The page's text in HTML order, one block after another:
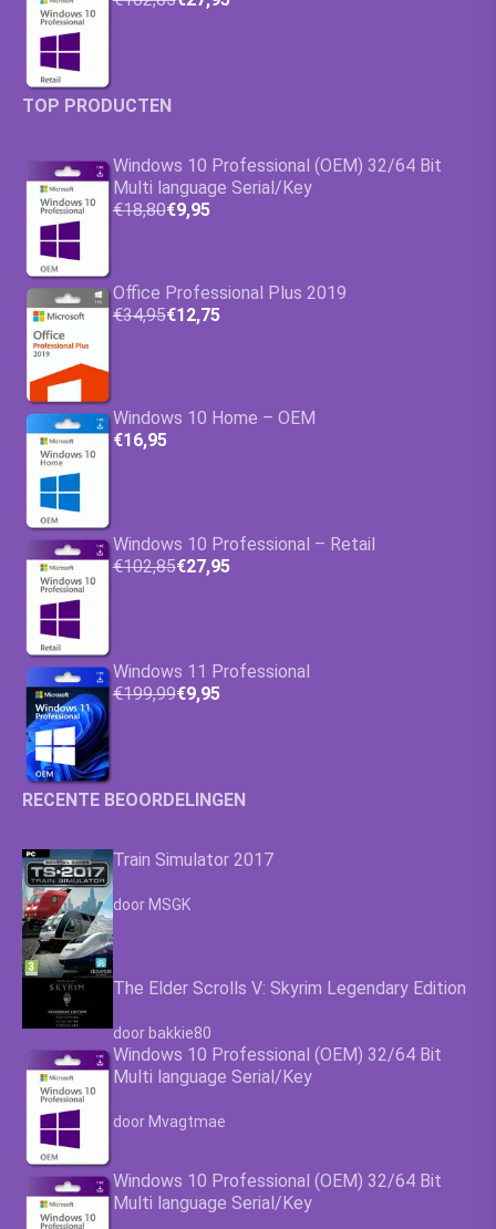
TOP PRODUCTEN
Windows 10 Professional (OEM) 32/64 Bit
Multi language Serial/Key
€18,80€9,95
Office Professional Plus 2019
€34,95€12,75
Windows 10 Home – OEM
€16,95
Windows 10 Professional – Retail
€102,85€27,95
Windows 11 Professional
€199,99€9,95
RECENTE BEOORDELINGEN
Train Simulator 2017
Waardering
door MSGK
The Elder Scrolls V: Skyrim Legendary Edition
Waardering4.63
door bakkie80
Windows 10 Professional (OEM) 32/64 Bit
Multi language Serial/Key
Waardering4.63
door Mvagtmae
Windows 10 Professional (OEM) 32/64 Bit
Multi language Serial/Key